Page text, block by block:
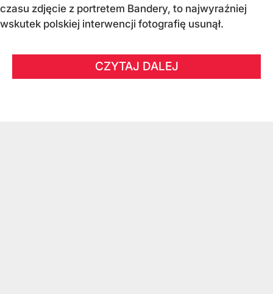
czasu zdjęcie z portretem Bandery, to najwyraźniej
wskutek polskiej interwencji fotografię usunął.
CZYTAJ DALEJ